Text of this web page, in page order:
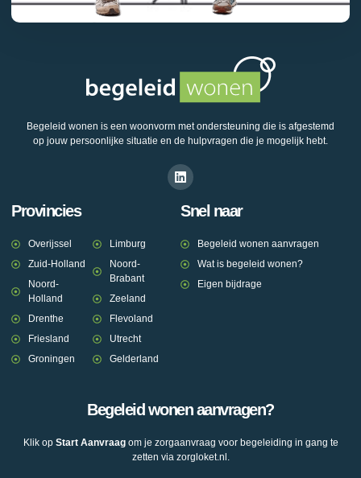
Begeleid wonen is een woonvorm met ondersteuning die is afgestemd
op jouw persoonlijke situatie en de hulpvragen die je mogelijk hebt.
Provincies
Overijssel
Zuid-Holland
Noord-
Holland
Drenthe
Friesland
Groningen
Limburg
Noord-
Brabant
Zeeland
Flevoland
Utrecht
Gelderland
Snel naar
Begeleid wonen aanvragen
Wat is begeleid wonen?
Eigen bijdrage
Begeleid wonen aanvragen?
Klik op Start Aanvraagom je zorgaanvraag voor begeleiding in gang te
zetten via zorgloket.nl.